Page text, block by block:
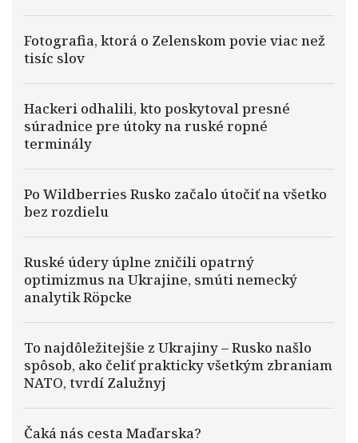
Fotografia, ktorá o Zelenskom povie viac než
tisíc slov
Hackeri odhalili, kto poskytoval presné
súradnice pre útoky na ruské ropné
terminály
Po Wildberries Rusko začalo útočiť na všetko
bez rozdielu
Ruské údery úplne zničili opatrný
optimizmus na Ukrajine, smúti nemecký
analytik Röpcke
To najdôležitejšie z Ukrajiny – Rusko našlo
spôsob, ako čeliť prakticky všetkým zbraniam
NATO, tvrdí Zalužnyj
Čaká nás cesta Maďarska?